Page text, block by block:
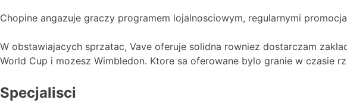
Chopine angazuje graczy programem lojalnosciowym, regularnymi
W obstawiajacych sprzatac, Vave oferuje solidna rowniez dostarczam
World Cup i mozesz Wimbledon. Ktore sa oferowane bylo granie w czasie
Specjalisci